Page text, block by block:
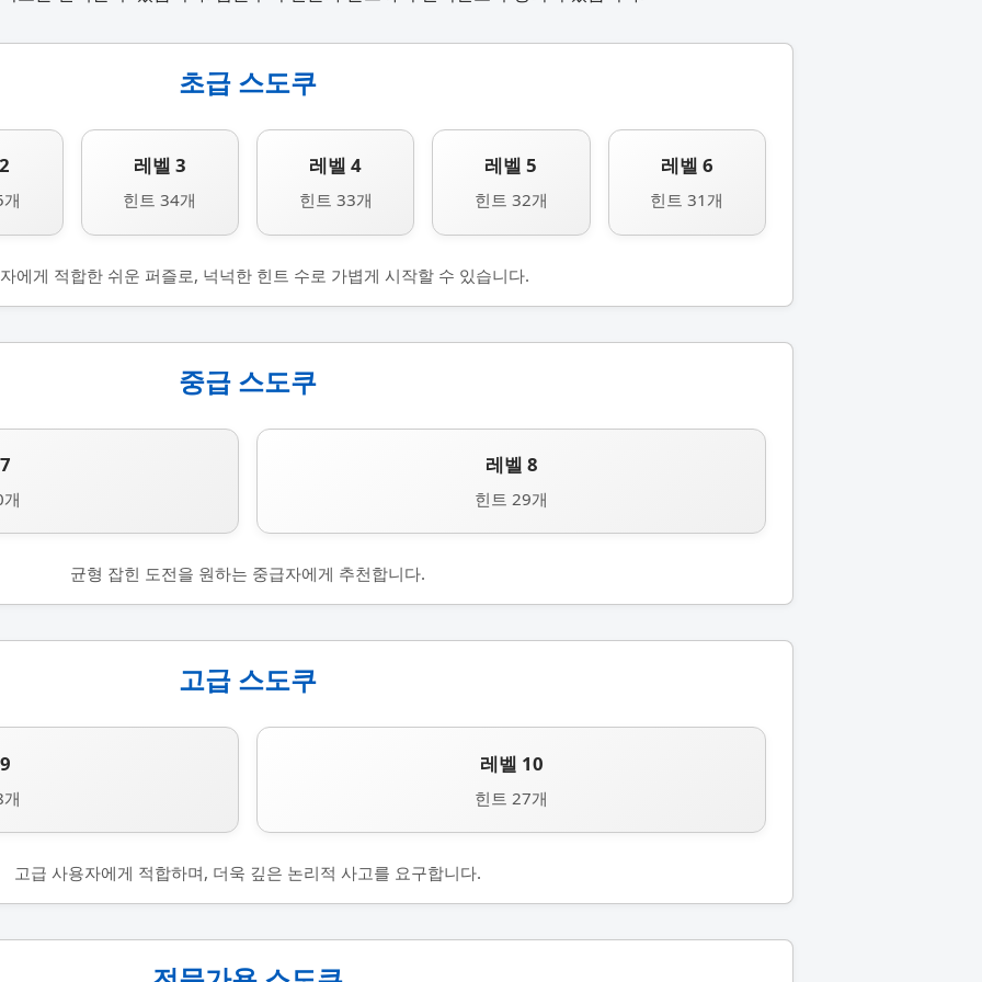
초급 스도쿠
레벨 3
힌트 34개
레벨 4
힌트 33개
레벨 5
힌트 32개
레벨 6
힌트 31개
에게 적합한 쉬운 퍼즐로, 넉넉한 힌트 수로 가볍게 시작할 수 있습니다.
중급 스도쿠
레벨 8
힌트 29개
균형 잡힌 도전을 원하는 중급자에게 추천합니다.
고급 스도쿠
레벨 10
힌트 27개
고급 사용자에게 적합하며, 더욱 깊은 논리적 사고를 요구합니다.